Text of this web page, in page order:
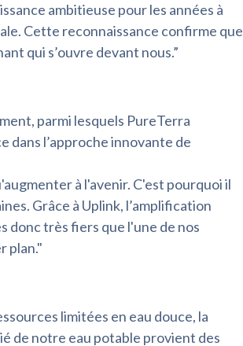
ambitieuse pour les années à
Cette reconnaissance confirme que
qui s’ouvre devant nous.”
parmi lesquels PureTerra
dans l’approche innovante de
à l'avenir. C'est pourquoi il
Grâce à Uplink, l’amplification
donc très fiers que l'une de nos
plan."
limitées en eau douce, la
de notre eau potable provient des